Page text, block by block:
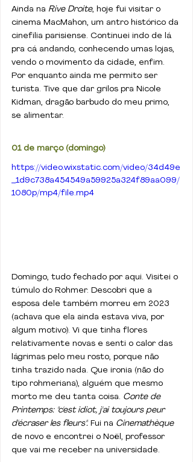
Ainda na Rive Droite, hoje fui visitar o
cinema MacMahon, um antro histórico da
cinefilia parisiense. Continuei indo de lá
pra cá andando, conhecendo umas lojas,
vendo o movimento da cidade, enfim.
Por enquanto ainda me permito ser
turista. Tive que dar grilos pra Nicole
Kidman, dragão barbudo do meu primo,
se alimentar.
01 de março (domingo)
https://video.wixstatic.com/video/34d49e
_1d9c738a454549a59925a324f89aa099/
1080p/mp4/file.mp4
Domingo, tudo fechado por aqui. Visitei o
túmulo do Rohmer. Descobri que a
esposa dele também morreu em 2023
(achava que ela ainda estava viva, por
algum motivo). Vi que tinha flores
relativamente novas e senti o calor das
lágrimas pelo meu rosto, porque não
tinha trazido nada. Que ironia (não do
tipo rohmeriana), alguém que mesmo
morto me deu tanta coisa. Conte de
Printemps: "c'est idiot, j'ai toujours peur
d'écraser les fleurs". Fui na Cinemathèque
de novo e encontrei o Noël, professor
que vai me receber na universidade.